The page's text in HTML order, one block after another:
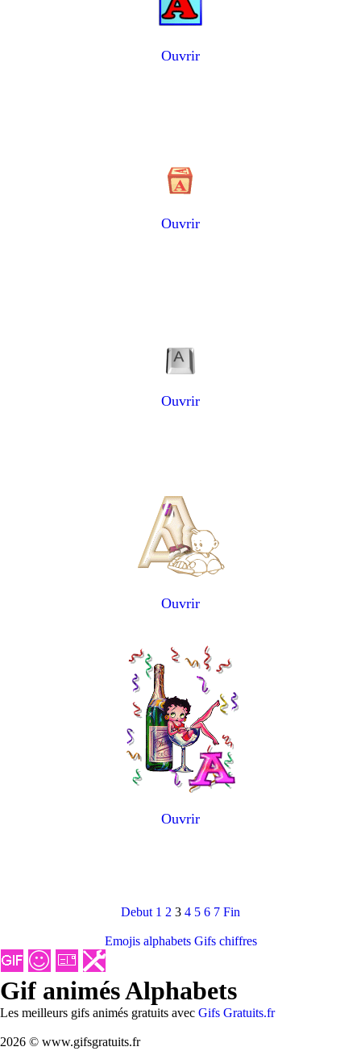
Ouvrir
Ouvrir
Ouvrir
Ouvrir
Ouvrir
Debut 1 2 3 4 5 6 7 Fin
Emojis alphabets Gifs chiffres
Gif animés Alphabets
Les meilleurs gifs animés gratuits avec Gifs Gratuits.fr
2026 © www.gifsgratuits.fr